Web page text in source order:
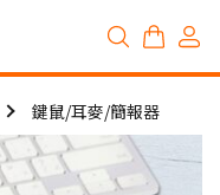
鍵鼠/耳麥/簡報器